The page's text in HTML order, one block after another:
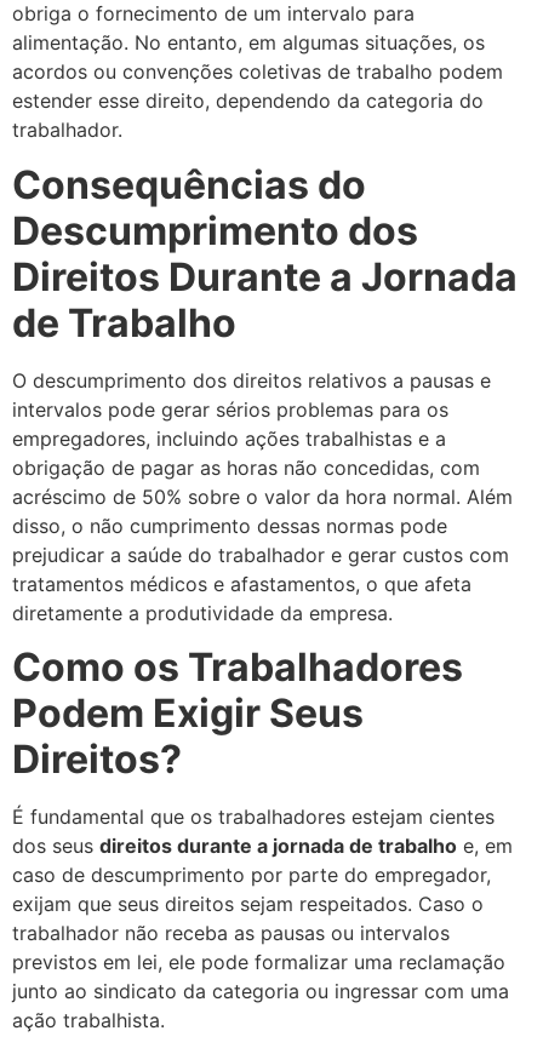
obriga o fornecimento de um intervalo para
alimentação. No entanto, em algumas situações, os
acordos ou convenções coletivas de trabalho podem
estender esse direito, dependendo da categoria do
trabalhador.
Consequências do
Descumprimento dos
Direitos Durante a Jornada
de Trabalho
O descumprimento dos direitos relativos a pausas e
intervalos pode gerar sérios problemas para os
empregadores, incluindo ações trabalhistas e a
obrigação de pagar as horas não concedidas, com
acréscimo de 50% sobre o valor da hora normal. Além
disso, o não cumprimento dessas normas pode
prejudicar a saúde do trabalhador e gerar custos com
tratamentos médicos e afastamentos, o que afeta
diretamente a produtividade da empresa.
Como os Trabalhadores
Podem Exigir Seus
Direitos?
É fundamental que os trabalhadores estejam cientes
dos seus direitos durante a jornada de trabalho e, em
caso de descumprimento por parte do empregador,
exijam que seus direitos sejam respeitados. Caso o
trabalhador não receba as pausas ou intervalos
previstos em lei, ele pode formalizar uma reclamação
junto ao sindicato da categoria ou ingressar com uma
ação trabalhista.